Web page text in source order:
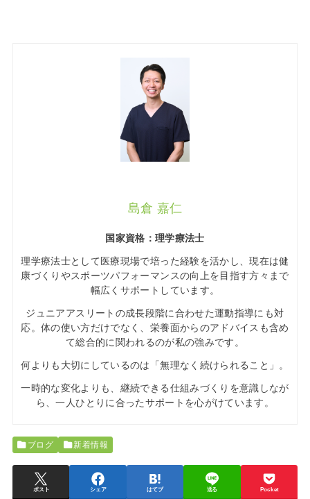
島倉 嘉仁
国家資格：理学療法士
理学療法士として医療現場で培った経験を活かし、現在は健
康づくりやスポーツパフォーマンスの向上を目指す方々まで
幅広くサポートしています。
ジュニアアスリートの成長段階に合わせた運動指導にも対
応。体の使い方だけでなく、栄養面からのアドバイスも含め
て総合的に関われるのが私の強みです。
何よりも大切にしているのは「無理なく続けられること」。
一時的な変化よりも、継続できる仕組みづくりを意識しなが
ら、一人ひとりに合ったサポートを心がけています。
ブログ 新着情報
ポスト シェア はてブ 送る Pocket